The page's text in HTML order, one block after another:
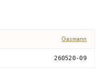
Gasmann
260520-09